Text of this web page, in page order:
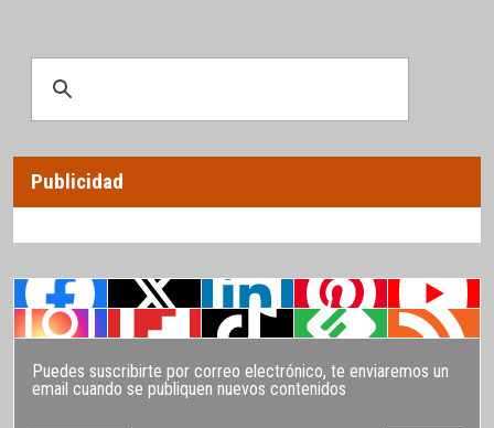
Publicidad
Puedes suscribirte por correo electrónico, te enviaremos un
email cuando se publiquen nuevos contenidos